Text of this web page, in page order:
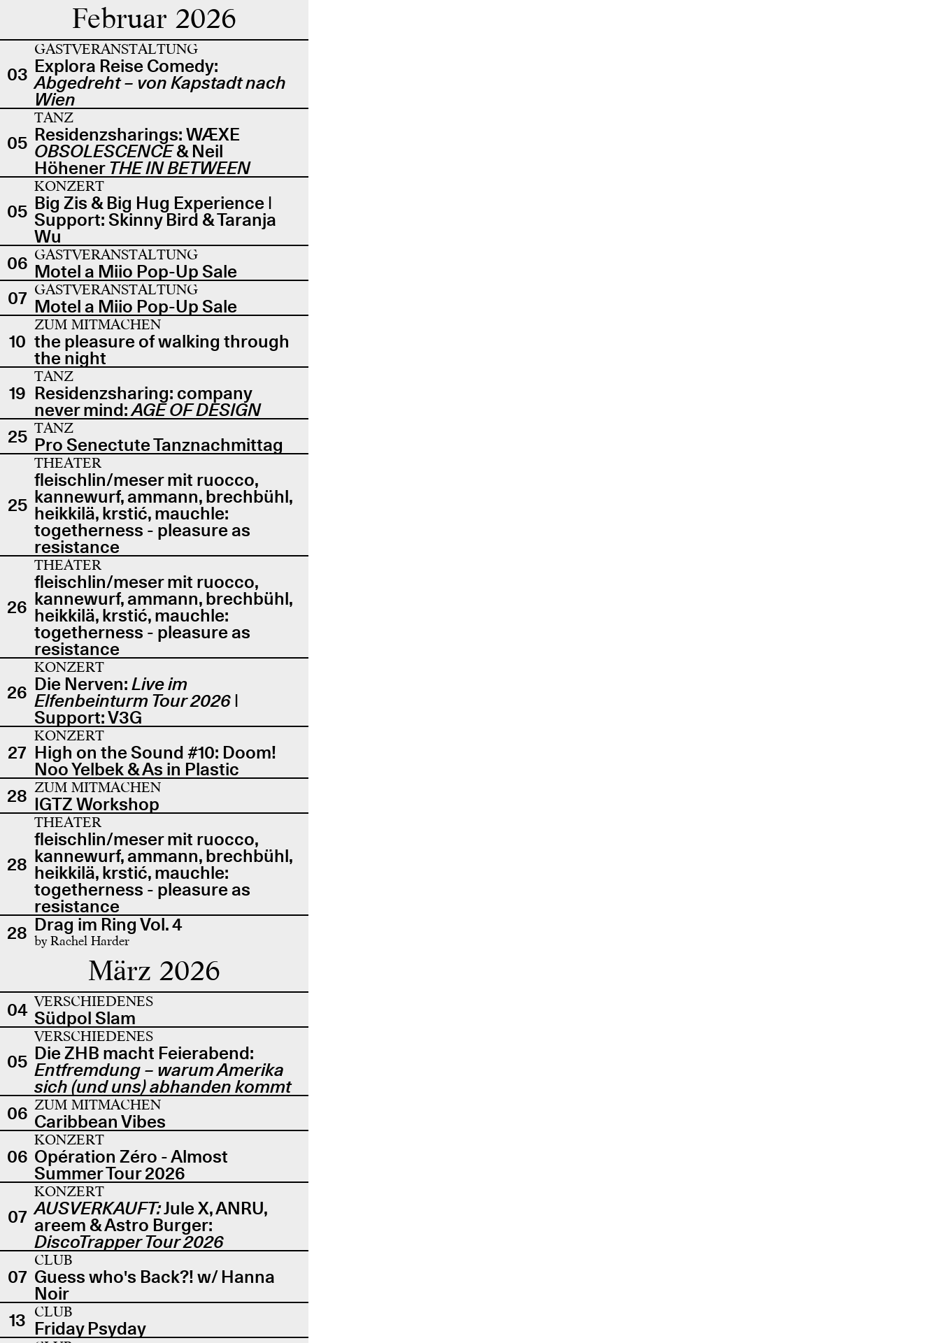
Februar 2026
03
GASTVERANSTALTUNG
Explora Reise Comedy:
Abgedreht – von Kapstadt nach
Wien
05
TANZ
Residenzsharings: WÆXE
OBSOLESCENCE& Neil
Höhener THE IN BETWEEN
05
KONZERT
Big Zis & Big Hug Experience |
Support: Skinny Bird & Taranja
Wu
06 GASTVERANSTALTUNG
Motel a Miio Pop-Up Sale
07 GASTVERANSTALTUNG
Motel a Miio Pop-Up Sale
10
ZUM MITMACHEN
the pleasure of walking through
the night
19
TANZ
Residenzsharing: company
never mind:AGE OF DESIGN
25 TANZ
Pro Senectute Tanznachmittag
25
THEATER
fleischlin/meser mit ruocco,
kannewurf, ammann, brechbühl,
heikkilä, krstić, mauchle:
togetherness - pleasure as
resistance
26
THEATER
fleischlin/meser mit ruocco,
kannewurf, ammann, brechbühl,
heikkilä, krstić, mauchle:
togetherness - pleasure as
resistance
26
KONZERT
Die Nerven:Live im
Elfenbeinturm Tour 2026 |
Support: V3G
27
KONZERT
High on the Sound #10: Doom!
Noo Yelbek & As in Plastic
28 ZUM MITMACHEN
IGTZ Workshop
28
THEATER
fleischlin/meser mit ruocco,
kannewurf, ammann, brechbühl,
heikkilä, krstić, mauchle:
togetherness - pleasure as
resistance
28 Drag im Ring Vol. 4
by Rachel Harder
März 2026
04 VERSCHIEDENES
Südpol Slam
05
VERSCHIEDENES
Die ZHB macht Feierabend:
Entfremdung – warum Amerika
sich (und uns) abhanden kommt
06 ZUM MITMACHEN
Caribbean Vibes
06
KONZERT
Opération Zéro - Almost
Summer Tour 2026
07
KONZERT
AUSVERKAUFT:Jule X, ANRU,
areem & Astro Burger:
DiscoTrapper Tour 2026
07
CLUB
Guess who's Back?! w/ Hanna
Noir
13 CLUB
Friday Psyday